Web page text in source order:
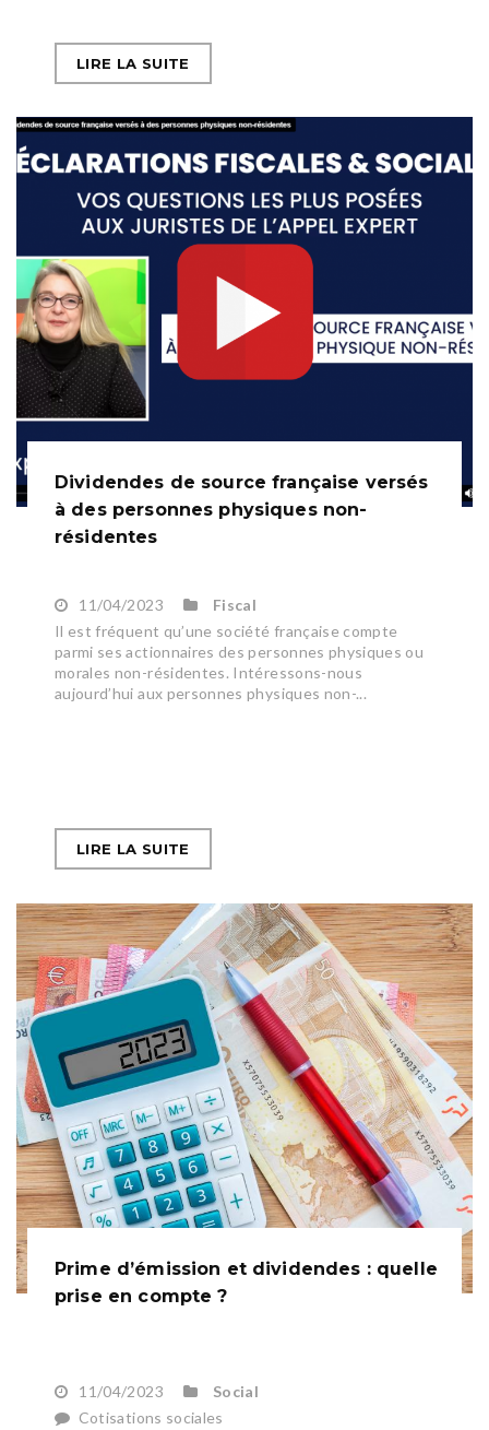
LIRE LA SUITE
Dividendes de source française versés
à des personnes physiques non-
résidentes
11/04/2023
Fiscal
Il est fréquent qu’une société française compte
parmi ses actionnaires des personnes physiques ou
morales non-résidentes. Intéressons-nous
aujourd’hui aux personnes physiques non-...
LIRE LA SUITE
Prime d’émission et dividendes : quelle
prise en compte ?
11/04/2023
Social
Cotisations sociales